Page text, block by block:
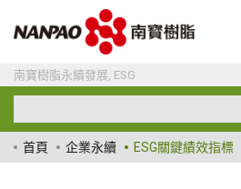
南寶樹脂永續發展, ESG
首頁 企業永續 ESG關鍵績效指標